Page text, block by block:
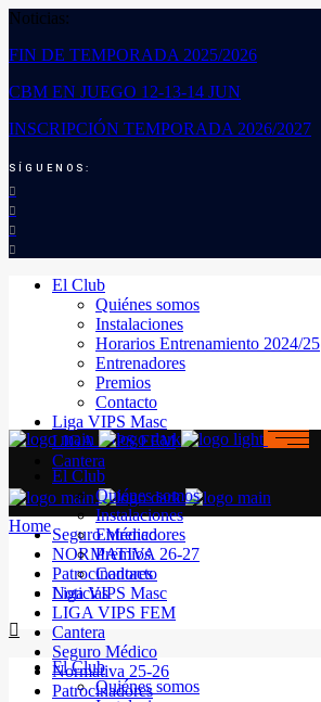
Noticias:
FIN DE TEMPORADA 2025/2026
CBM EN JUEGO 12-13-14 JUN
INSCRIPCIÓN TEMPORADA 2026/2027
SÍGUENOS:
El Club
Quiénes somos
Instalaciones
Horarios Entrenamiento 2024/25
Entrenadores
Premios
Contacto
Liga VIPS Masc
LIGA VIPS FEM
Cantera
Seguro Médico
NORMATIVA 26-27
Patrocinadores
Noticias
El Club
Quiénes somos
El Club
Quiénes somos
Instalaciones
Entrenadores
Premios
Contacto
Liga VIPS Masc
LIGA VIPS FEM
Cantera
Seguro Médico
Normativa 25-26
Patrocinadores
Home